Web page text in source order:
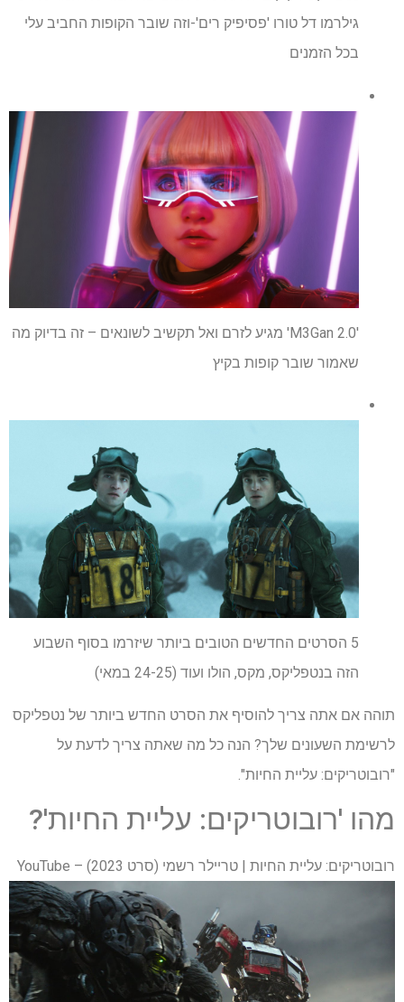
גילרמו דל טורו 'פסיפיק רים'-וזה שובר הקופות החביב עלי
בכל הזמנים
'M3Gan 2.0' מגיע לזרם ואל תקשיב לשונאים – זה בדיוק מה
שאמור שובר קופות בקיץ
5 הסרטים החדשים הטובים ביותר שיזרמו בסוף השבוע
הזה בנטפליקס, מקס, הולו ועוד (24-25 במאי)
תוהה אם אתה צריך להוסיף את הסרט החדש ביותר של נטפליקס
לרשימת השעונים שלך? הנה כל מה שאתה צריך לדעת על
"רובוטריקים: עליית החיות".
מהו 'רובוטריקים: עליית החיות'?
רובוטריקים: עליית החיות | טריילר רשמי (סרט 2023) – YouTube